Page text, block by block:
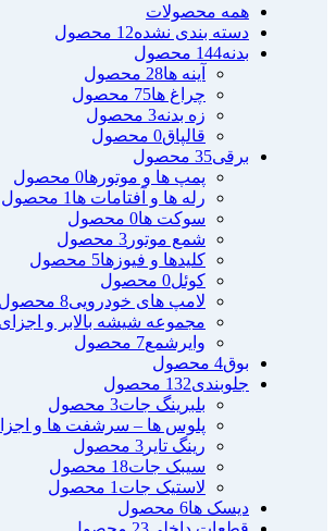
همه محصولات
دسته بندی نشده12 محصول
بدنه144 محصول
آینه ها28 محصول
چراغ ها75 محصول
زه بدنه3 محصول
قالپاق0 محصول
برقی35 محصول
پمپ ها و موتورها0 محصول
رله ها و آفتامات ها 1 محصول
سوکت ها0 محصول
شمع موتور 3 محصول
کلیدها و فیوزها5 محصول
کوئل0 محصول
لامپ های خودرویی8 محصول
مجموعه شیشه بالابر و
وایرشمع7 محصول
بوق4 محصول
جلوبندی132 محصول
بلبرینگ جات3 محصول
پلوس ها – سرشفت ها و
رینگ تایر 3 محصول
سیبک جات18 محصول
لاستیک جات 1 محصول
دیسک ها6 محصول